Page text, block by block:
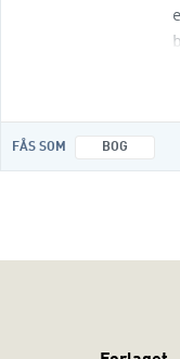
FÅS SOM BOG